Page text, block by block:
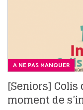
A NE PAS MANQUER
[Seniors] Colis
moment de